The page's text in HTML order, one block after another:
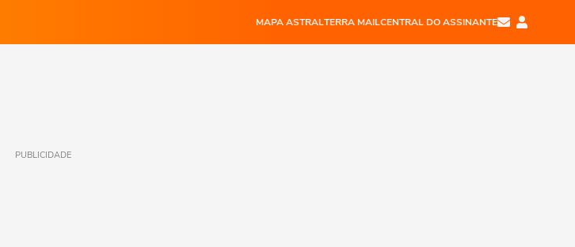
MAPA ASTRALTERRA MAILCENTRAL DO ASSINANTE
PUBLICIDADE